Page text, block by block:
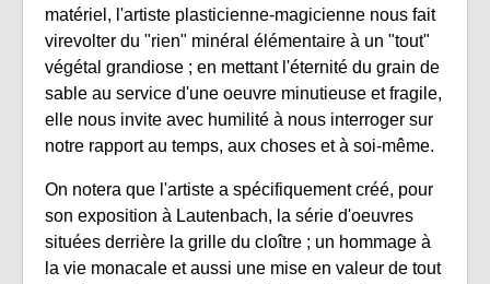
matériel, l'artiste plasticienne-magicienne nous fait
virevolter du "rien" minéral élémentaire à un "tout"
végétal grandiose ; en mettant l'éternité du grain de
sable au service d'une oeuvre minutieuse et fragile,
elle nous invite avec humilité à nous interroger sur
notre rapport au temps, aux choses et à soi-même.
On notera que l'artiste a spécifiquement créé, pour
son exposition à Lautenbach, la série d'oeuvres
situées derrière la grille du cloître ; un hommage à
la vie monacale et aussi une mise en valeur de tout